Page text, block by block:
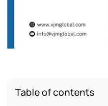
Table of contents